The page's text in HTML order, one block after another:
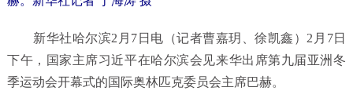
新华社哈尔滨2月7日电（记者曹嘉玥、徐凯鑫）2月7日
下午，国家主席习近平在哈尔滨会见来华出席第九届亚洲冬
季运动会开幕式的国际奥林匹克委员会主席巴赫。